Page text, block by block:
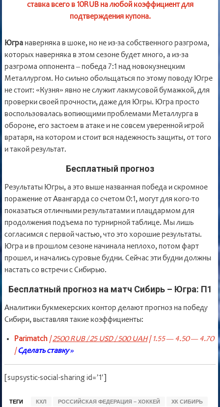
ставка всего в 10RUB на любой коэффициент для
подтверждения купона.
Югранаверняка в шоке, но не из-за собственного разгрома,
которых наверняка в этом сезоне будет много, а из-за
разгрома оппонента – победа 7:1 над новокузнецким
Металлургом. Но сильно обольщаться по этому поводу Югре
не стоит: «Кузня» явно не служит лакмусовой бумажкой, для
проверки своей прочности, даже для Югры. Югра просто
воспользовалась вопиющими проблемами Металлурга в
обороне, его застоем в атаке и не совсем уверенной игрой
вратаря, на котором и стоит вся надежность защиты, от того
и такой результат.
Бесплатный прогноз
Результаты Югры, а это выше названная победа и скромное
поражение от Авангарда со счетом 0:1, могут для кого-то
показаться отличными результатами и плацдармом для
продолжения подъема по турнирной таблице. Мы лишь
согласимся с первой частью, что это хорошие результаты.
Югра и в прошлом сезоне начинала неплохо, потом фарт
прошел, и начались суровые будни. Сейчас эти будни должны
настать со встречи с Сибирью.
Бесплатный прогноз на матч Сибирь – Югра: П1
Аналитики букмекерских контор делают прогноз на победу
Сибири, выставляя такие коэффициенты:
Parimatch |2500 RUB / 25 USD / 500 UAH| 1.55 — 4.50 — 4.70
|Сделать ставку »
[supsystic-social-sharing id=’1′]
ТЕГИ КХЛ РОССИЙСКАЯ ФЕДЕРАЦИЯ – ХОККЕЙ ХК СИБИРЬ